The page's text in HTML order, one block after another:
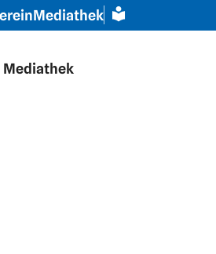
russische Brille geschaut“ |
Mediathek
Mediathek